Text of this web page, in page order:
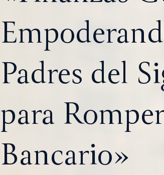
Padres del
para
Bancario»